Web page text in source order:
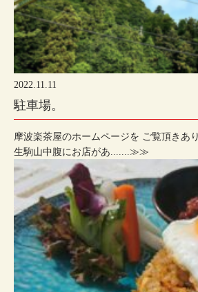
2022.11.11
駐車場。
摩波楽茶屋のホームページを ご覧頂きあ
生駒山中腹にお店があ.......≫≫